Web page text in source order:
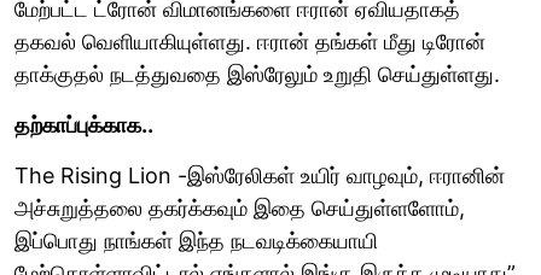
மேற்பட்ட ட்ரோன் விமானங்களை ஈரான் ஏவியதாகத்
தகவல் வெளியாகியுள்ளது. ஈரான் தங்கள் மீது டிரோன்
தாக்குதல் நடத்துவதை இஸ்ரேலும் உறுதி செய்துள்ளது.
தற்காப்புக்காக..
The Rising Lion -இஸ்ரேலிகள் உயிர் வாழவும், ஈரானின்
அச்சுறுத்தலை தகர்க்கவும் இதை செய்துள்ளளோம்,
இப்பொது நாங்கள் இந்த நடவடிக்கையாயி